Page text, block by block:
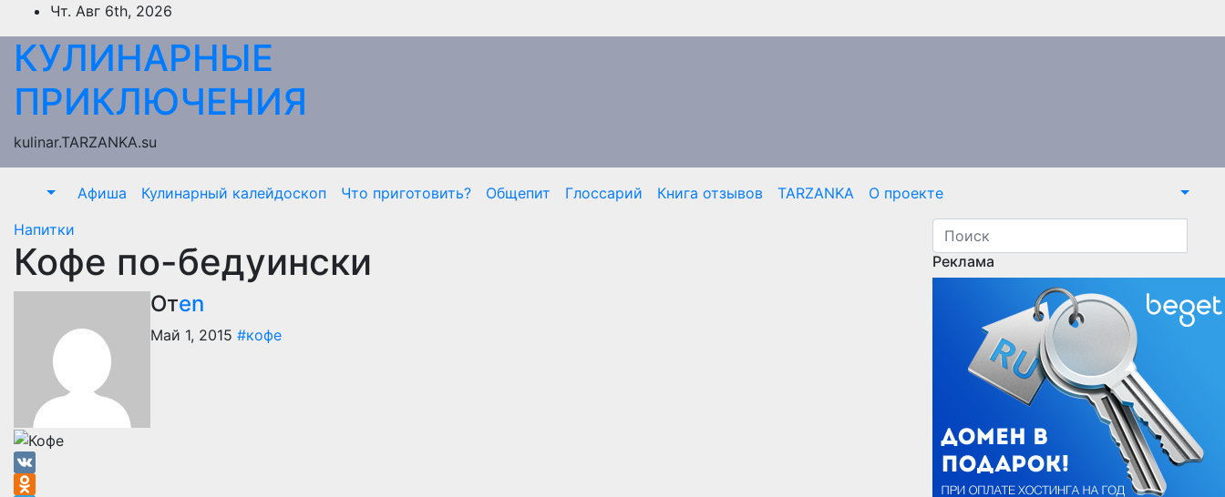
Перейти
к
содержимому
Чт. Авг 6th, 2026
КУЛИНАРНЫЕ
ПРИКЛЮЧЕНИЯ
kulinar.TARZANKA.su
Афиша Кулинарный калейдоскоп Что приготовить? Общепит Глоссарий Книга отзывов TARZANKA
О проекте
Напитки
Кофе по-бедуински
Отen
Май 1, 2015 #кофе
VK
Реклама